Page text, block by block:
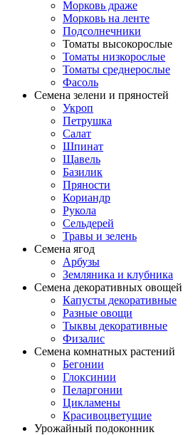
Морковь драже
Морковь на ленте
Подсолнечники
Томаты высокорослые
Томаты низкорослые
Томаты среднерослые
Фасоль
Семена зелени и пряностей
Укроп
Петрушка
Салат
Шпинат
Щавель
Базилик
Пряности
Кориандр
Рукола
Сельдерей
Травы и зелень
Семена ягод
Арбузы
Земляника и клубника
Семена декоративных овощей
Капусты декоративные
Разные овощи
Тыквы декоративные
Физалис
Семена комнатных растений
Бегонии
Глоксинии
Пеларгонии
Цикламены
Красивоцветущие
Урожайный подоконник